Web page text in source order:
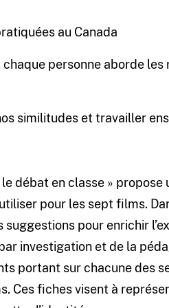
au Canada
personne aborde les
similitudes et travailler
débat en classe » propose
pour les sept films.
pour enrichir
investigation et de la
portant sur chacune des
Ces fiches visent à